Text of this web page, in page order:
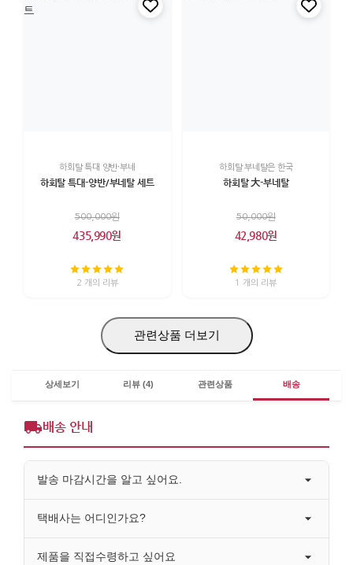
하회탈 특대 양반·부네
하회탈 특대-양반/부네탈 세트
500,000원
435,990원
2 개의 리뷰
하회탈 부네탈은 한국
하회탈 大-부네탈
50,000원
42,980원
1 개의 리뷰
관련상품 더보기
상세보기 리뷰 (4) 관련상품 배송
배송 안내
발송 마감시간을 알고 싶어요.
택배사는 어디인가요?
제품을 직접수령하고 싶어요